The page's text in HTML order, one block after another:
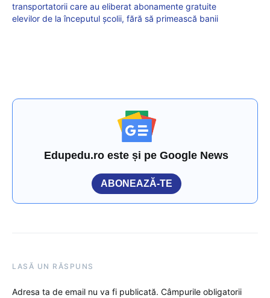
transportatorii care au eliberat abonamente gratuite
elevilor de la începutul școlii, fără să primească banii
Edupedu.ro este și pe Google News
ABONEAZĂ-TE
LASĂ UN RĂSPUNS
Adresa ta de email nu va fi publicată. Câmpurile obligatorii